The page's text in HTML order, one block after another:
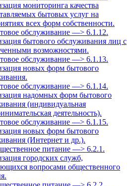
мониторинга качества
бытовых услуг на
всех форм собственности.
обслуживание —> 6.1.12.
бытового обслуживания лиц с
возможностями.
обслуживание —> 6.1.13.
новых форм бытового
обслуживание —> 6.1.14.
надомных форм бытового
(индивидуальная
деятельность).
обслуживание —> 6.1.15.
новых форм бытового
(Интернет и др.).
питание —> 6.2.1.
городских служб,
вопросами общественного